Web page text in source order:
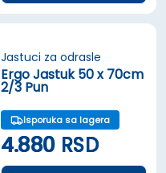
Jastuci za odrasle
Ergo Jastuk 50 x 70cm
2/3 Pun
Isporuka sa lagera
4.880 RSD